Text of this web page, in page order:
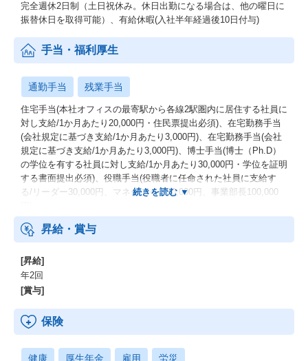
完全週休2日制（土日祝休み。休日出勤になる場合は、他の曜日に
振替休日を取得可能）、有給休暇(入社半年経過後10日付与)
手当・福利厚生
通勤手当 残業手当
住宅手当(本社オフィスの最寄駅から各線2駅圏内に居住する社員に
対し支給/1か月あたり20,000円・住民票提出必須)、在宅勤務手当
(会社規定に基づき支給/1か月あたり3,000円)、在宅勤務手当(会社
規定に基づき支給/1か月あたり3,000円)、博士手当(博士（Ph.D）
の学位を有する社員に対し支給/1か月あたり30,000円・学位を証明
する書面提出必須)、役職手当(役職者に任命された社員に支給す
る/リーダー30,000円、マネージャー50,000円、事業部長100,000
昇給・賞与
[昇給]
年2回
[賞与]
保険
健康 厚生年金 雇用 労災